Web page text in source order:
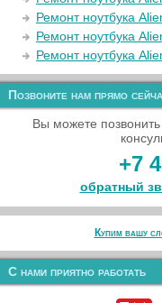
Ремонт ноутбука
Ремонт ноутбука
Ремонт ноутбука
Позвоните нам прямо
Вы можете
+7
обратный
Купим вашу
С нами приятно работать